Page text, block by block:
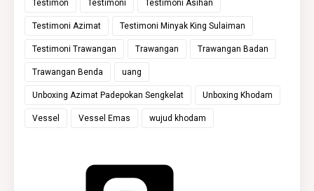
Testimon Testimoni Testimoni Asihan
Testimoni Azimat Testimoni Minyak King Sulaiman
Testimoni Trawangan Trawangan Trawangan Badan
Trawangan Benda uang
Unboxing Azimat Padepokan Sengkelat Unboxing Khodam
Vessel Vessel Emas wujud khodam